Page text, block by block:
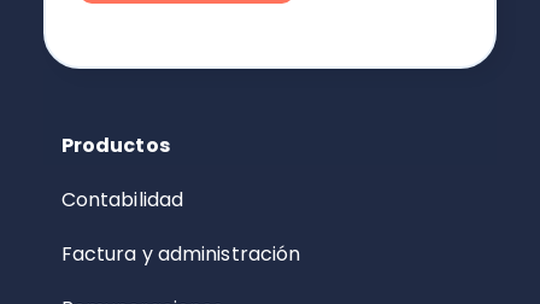
Productos
Contabilidad
Factura y administración